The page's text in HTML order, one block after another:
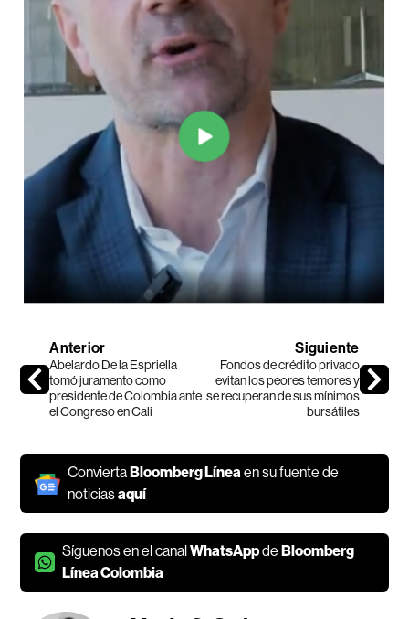
Anterior
Abelardo De la Espriella
tomó juramento como
presidente de Colombia ante
el Congreso en Cali
Siguiente
Fondos de crédito privado
evitan los peores temores y
se recuperan de sus mínimos
bursátiles
Convierta Bloomberg Líneaen su fuente de
noticiasaquí
Síguenos en el canalWhatsAppde Bloomberg
Línea Colombia